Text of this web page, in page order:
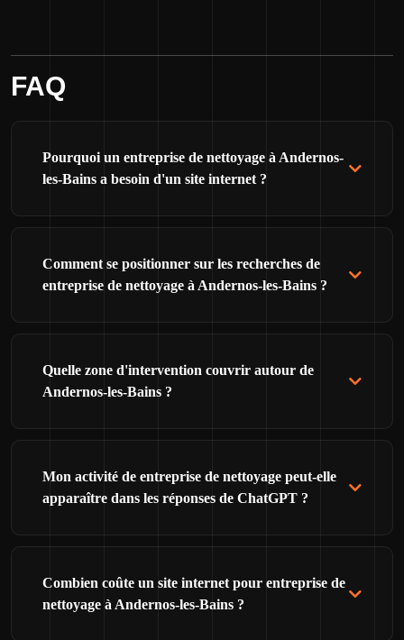
FAQ
Pourquoi un entreprise de nettoyage à Andernos-
les-Bains a besoin d'un site internet ?
Comment se positionner sur les recherches de
entreprise de nettoyage à Andernos-les-Bains ?
Quelle zone d'intervention couvrir autour de
Andernos-les-Bains ?
Mon activité de entreprise de nettoyage peut-elle
apparaître dans les réponses de ChatGPT ?
Combien coûte un site internet pour entreprise de
nettoyage à Andernos-les-Bains ?